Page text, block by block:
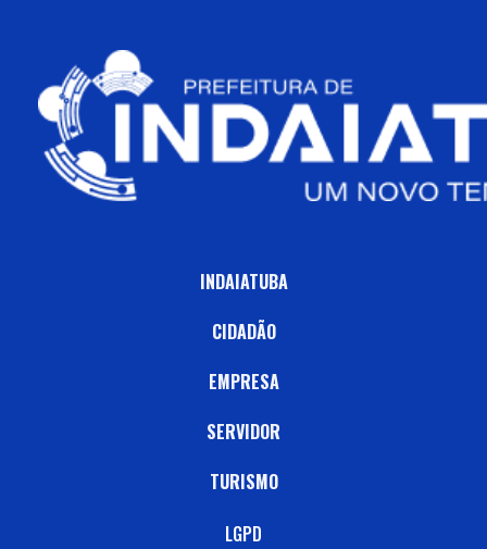
INDAIATUBA
CIDADÃO
EMPRESA
SERVIDOR
TURISMO
LGPD